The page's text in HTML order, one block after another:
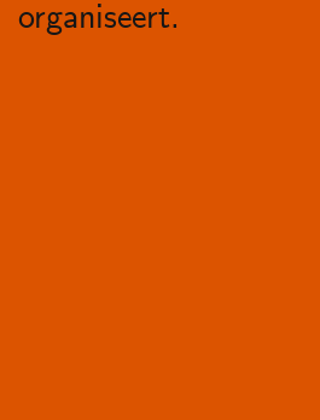
organiseert.